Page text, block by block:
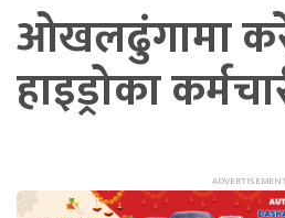
ओखलढुंगामा
हाइड्रोका